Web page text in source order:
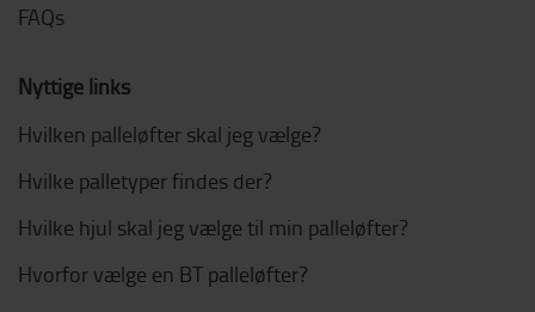
FAQs
Nyttige links
Hvilken palleløfter skal jeg vælge?
Hvilke palletyper findes der?
Hvilke hjul skal jeg vælge til min palleløfter?
Hvorfor vælge en BT palleløfter?